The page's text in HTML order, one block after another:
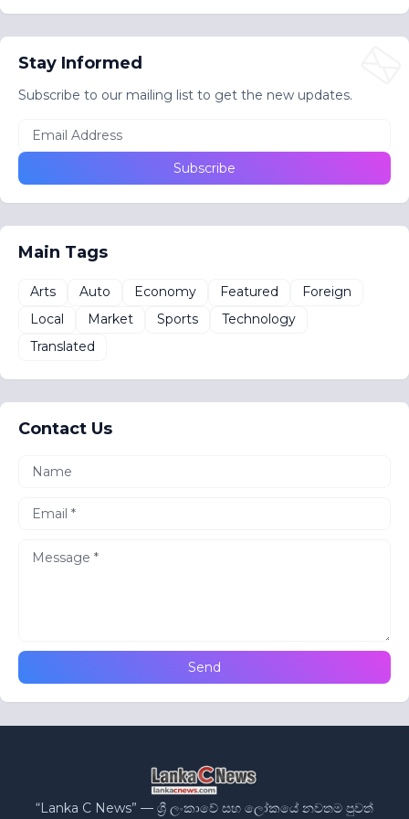
Stay Informed
Subscribe to our mailing list to get the new updates.
Main Tags
Arts Auto Economy Featured
Foreign
Local
Market Sports
Technology
Translated
Contact Us
“Lanka C News” — ශ්‍රී ලංකාවේ සහ ලෝකයේ නවතම පුවත්